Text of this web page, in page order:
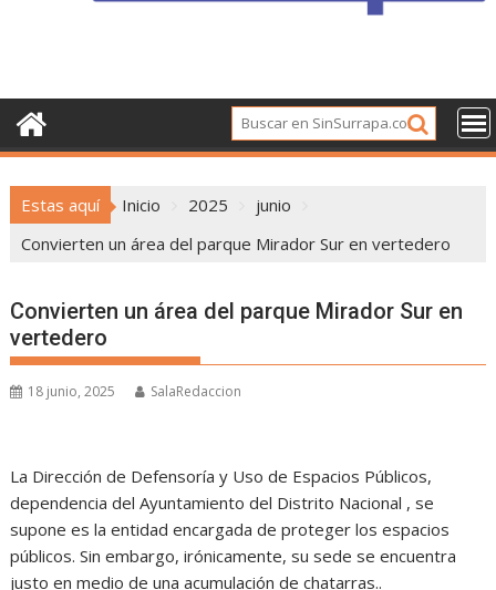
Estas aquí Inicio 2025
junio
Convierten un área del parque Mirador Sur en vertedero
Convierten un área del parque Mirador Sur en
vertedero
18 junio, 2025 SalaRedaccion
La Dirección de Defensoría y Uso de Espacios Públicos,
dependencia del Ayuntamiento del Distrito Nacional , se
supone es la entidad encargada de proteger los espacios
públicos. Sin embargo, irónicamente, su sede se encuentra
justo en medio de una acumulación de chatarras..